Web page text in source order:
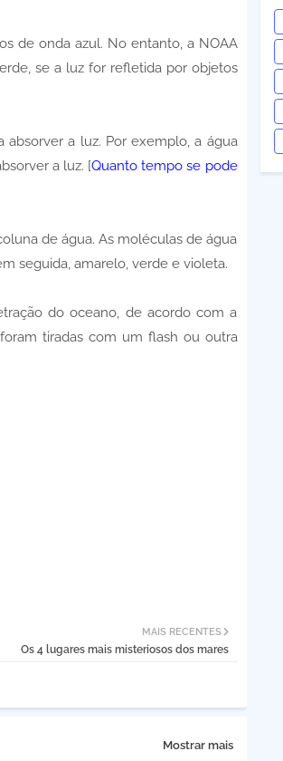
de onda azul. No entanto, a NOAA
se a luz for refletida por objetos
a luz. Por exemplo, a água
a luz. [Quanto tempo se pode
de água. As moléculas de água
seguida, amarelo, verde e violeta.
do oceano, de acordo com a
tiradas com um flash ou outra
MAIS RECENTES
Os 4 lugares mais misteriosos dos mares
Mostrar mais